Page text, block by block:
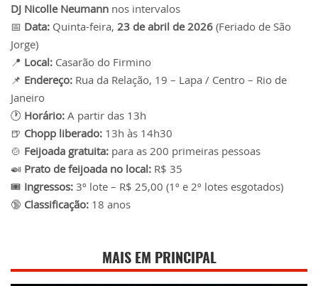
DJ Nicolle Neumann nos intervalos
📅 Data: Quinta-feira, 23 de abril de 2026 (Feriado de São
Jorge)
📍 Local: Casarão do Firmino
📌 Endereço: Rua da Relação, 19 – Lapa / Centro – Rio de
Janeiro
🕐 Horário: A partir das 13h
🍺 Chopp liberado: 13h às 14h30
🍲 Feijoada gratuita: para as 200 primeiras pessoas
🍛 Prato de feijoada no local: R$ 35
🎟️ Ingressos: 3º lote – R$ 25,00 (1º e 2º lotes esgotados)
🔞 Classificação: 18 anos
MAIS EM PRINCIPAL